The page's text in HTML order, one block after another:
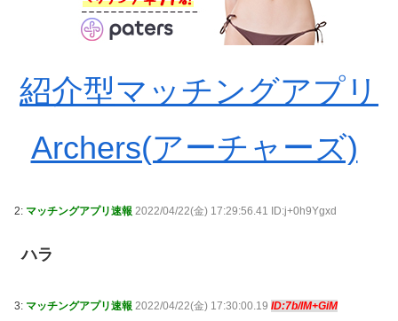
紹介型マッチングアプリ
Archers(アーチャーズ)
2: マッチングアプリ速報 2022/04/22(金) 17:29:56.41 ID:j+0h9Ygxd
ハラ
3: マッチングアプリ速報 2022/04/22(金) 17:30:00.19 ID:7b/lM+GiM